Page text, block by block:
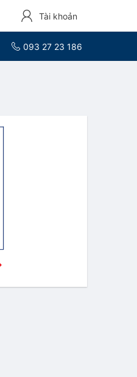
Tài khoản
093 27 23 186